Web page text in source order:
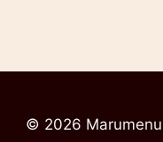
© 2026